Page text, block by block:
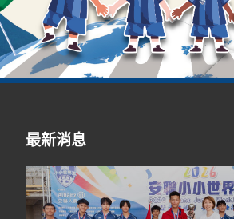
最新消息